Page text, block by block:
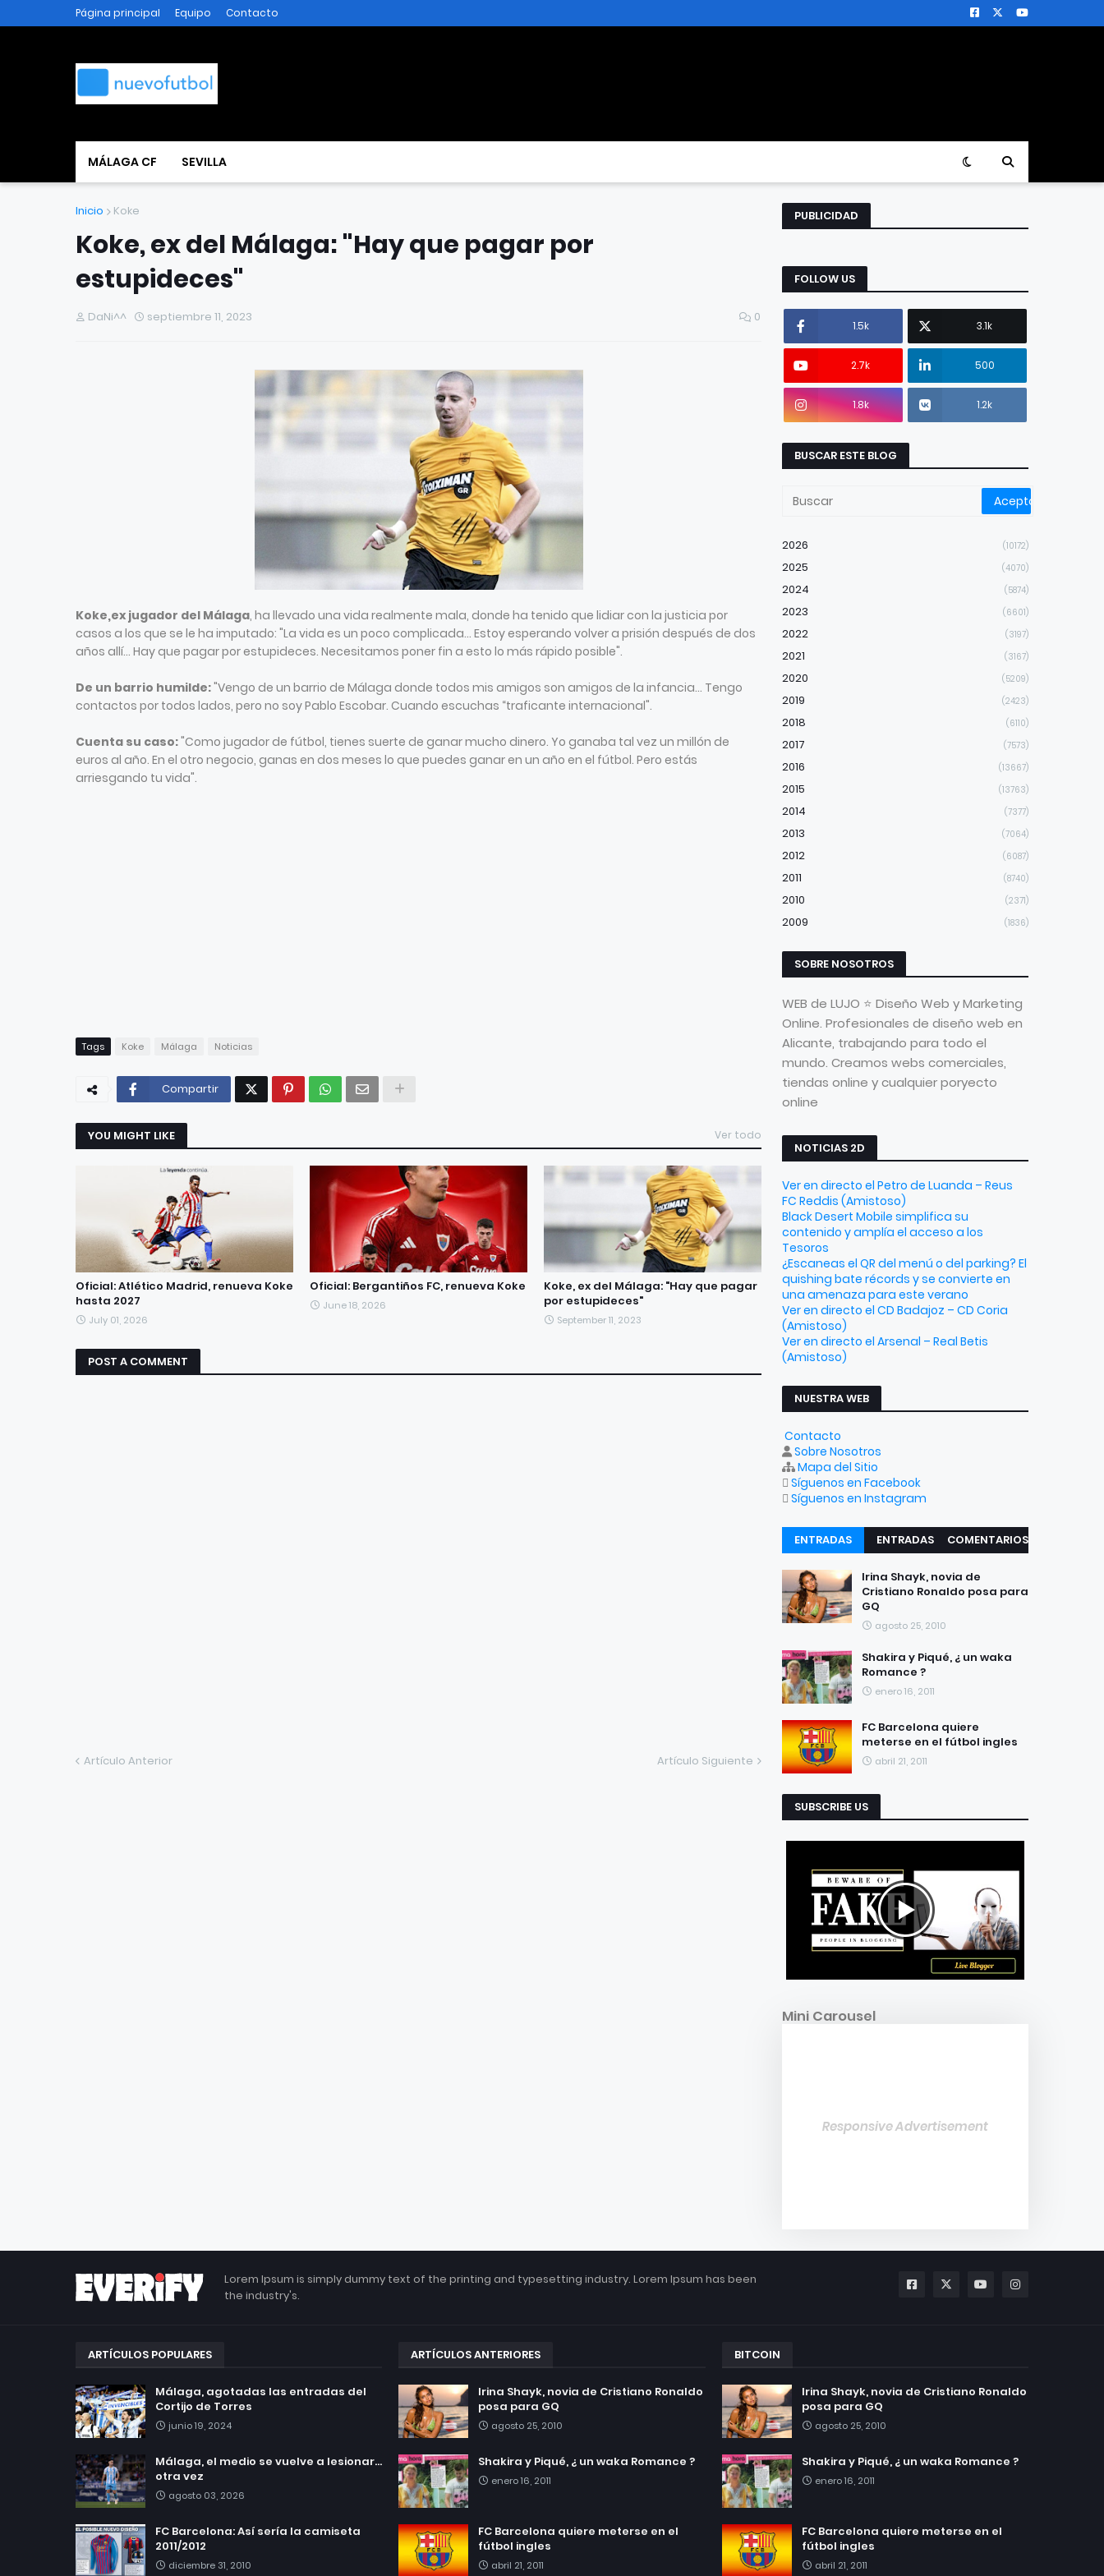
Página principal Equipo Contacto
MÁLAGA CF SEVILLA
Inicio Koke
Koke, ex del Málaga: "Hay que pagar por
estupideces"
DaNi^^ septiembre 11, 2023 0
Koke,ex jugador del Málaga, ha llevado una vida realmente mala, donde ha tenido que lidiar con la justicia por
casos a los que se le ha imputado: "La vida es un poco complicada... Estoy esperando volver a prisión después de dos
años allí... Hay que pagar por estupideces. Necesitamos poner fin a esto lo más rápido posible".
De un barrio humilde:"Vengo de un barrio de Málaga donde todos mis amigos son amigos de la infancia... Tengo
contactos por todos lados, pero no soy Pablo Escobar. Cuando escuchas “traficante internacional".
Cuenta su caso:"Como jugador de fútbol, tienes suerte de ganar mucho dinero. Yo ganaba tal vez un millón de
euros al año. En el otro negocio, ganas en dos meses lo que puedes ganar en un año en el fútbol. Pero estás
arriesgando tu vida".
Tags Koke Málaga Noticias
Compartir
YOU MIGHT LIKE Ver todo
Oficial: Atlético Madrid, renueva Koke
hasta 2027
July 01, 2026
Oficial: Bergantiños FC, renueva Koke
June 18, 2026
Koke, ex del Málaga: "Hay que pagar
por estupideces"
September 11, 2023
POST A COMMENT
Artículo Anterior Artículo Siguiente
PUBLICIDAD
FOLLOW US
1.5k 3.1k
2.7k 500
1.8k 1.2k
BUSCAR ESTE BLOG
2026 (10172)
2025 (4070)
2024 (5874)
2023 (6601)
2022 (3197)
2021 (3167)
2020 (5209)
2019 (2423)
2018 (6110)
2017 (7573)
2016 (13667)
2015 (13763)
2014 (7377)
2013 (7064)
2012 (6087)
2011 (8740)
2010 (2371)
2009 (1836)
SOBRE NOSOTROS
WEB de LUJO ⭐ Diseño Web y Marketing
Online. Profesionales de diseño web en
Alicante, trabajando para todo el
mundo. Creamos webs comerciales,
tiendas online y cualquier poryecto
online
NOTICIAS 2D
Ver en directo el Petro de Luanda – Reus
FC Reddis (Amistoso)
Black Desert Mobile simplifica su
contenido y amplía el acceso a los
Tesoros
¿Escaneas el QR del menú o del parking? El
quishing bate récords y se convierte en
una amenaza para este verano
Ver en directo el CD Badajoz – CD Coria
(Amistoso)
Ver en directo el Arsenal – Real Betis
(Amistoso)
NUESTRA WEB
Contacto
Sobre Nosotros
Mapa del Sitio
Síguenos en Facebook
Síguenos en Instagram
ENTRADAS
RECIENTES
ENTRADAS
COMENTARIOS
Irina Shayk, novia de
Cristiano Ronaldo posa para
GQ
agosto 25, 2010
Shakira y Piqué, ¿ un waka
Romance ?
enero 16, 2011
FC Barcelona quiere
meterse en el fútbol ingles
abril 21, 2011
SUBSCRIBE US
Mini Carousel
Responsive Advertisement
Lorem Ipsum is simply dummy text of the printing and typesetting industry. Lorem Ipsum has been
the industry's.
ARTÍCULOS POPULARES
Málaga, agotadas las entradas del
Cortijo de Torres
junio 19, 2024
Málaga, el medio se vuelve a lesionar...
otra vez
agosto 03, 2026
FC Barcelona: Así sería la camiseta
2011/2012
diciembre 31, 2010
ARTÍCULOS ANTERIORES
Irina Shayk, novia de Cristiano Ronaldo
posa para GQ
agosto 25, 2010
Shakira y Piqué, ¿ un waka Romance ?
enero 16, 2011
FC Barcelona quiere meterse en el
fútbol ingles
abril 21, 2011
BITCOIN
Irina Shayk, novia de Cristiano Ronaldo
posa para GQ
agosto 25, 2010
Shakira y Piqué, ¿ un waka Romance ?
enero 16, 2011
FC Barcelona quiere meterse en el
fútbol ingles
abril 21, 2011